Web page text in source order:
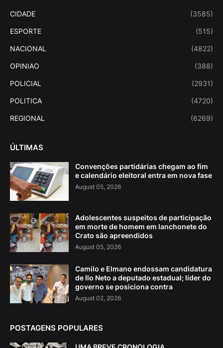
CIDADE (3585)
ESPORTE (515)
NACIONAL (4822)
OPINIAO (388)
POLICIAL (2931)
POLITICA (4720)
REGIONAL (6269)
ÚLTIMAS
Convenções partidárias chegam ao fim
e calendário eleitoral entra em nova fase
August 05, 2026
Adolescentes suspeitos de participação
em morte de homem em lanchonete do
Crato são apreendidos
August 05, 2026
Camilo e Elmano endossam candidatura
de Ilo Neto a deputado estadual; líder do
governo se posiciona contra
August 02, 2026
POSTAGENS POPULARES